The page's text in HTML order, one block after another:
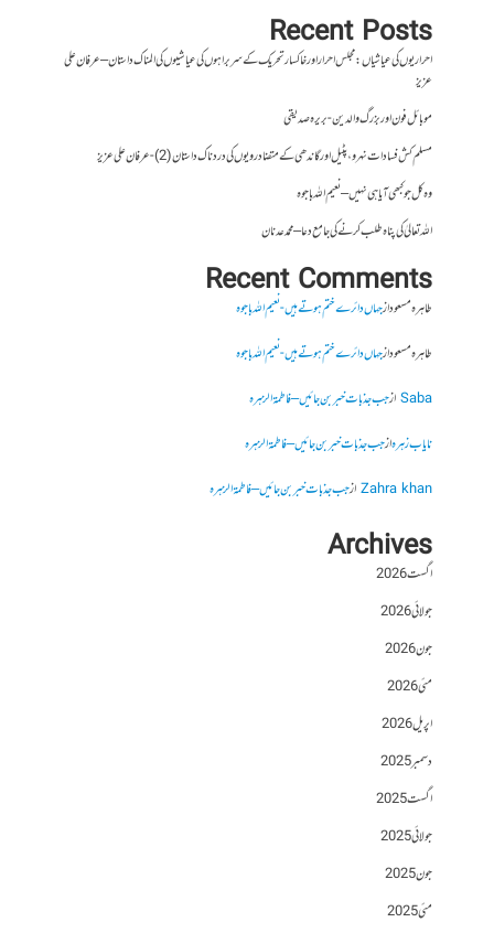
Recent Posts
احراریوں کی عیاشیاں : مجلس احرار اور خاکسار تحریک کے سربراہوں کی عیاشیوں کی المناک داستان – عرفان علی
عزیز
موبائل فون اور بزرگ والدین- بریرہ صدیقی
مسلم کش فسادات نہرو، پٹیل اور گاندھی کے متضاد رویوں کی درد ناک داستان (2)- عرفان علی عزیز
وہ کل جو کبھی آیا ہی نہیں – نعیم اللہ باجوہ
اللہ تعالیٰ کی پناہ طلب کرنے کی جامع دعا – محمد عدنان
Recent Comments
طاہرہ مسعودازجہاں دائرے ختم ہوتے ہیں- نعیم اللہ باجوہ
طاہرہ مسعودازجہاں دائرے ختم ہوتے ہیں- نعیم اللہ باجوہ
Sabaازجب جذبات خبر بن جائیں – فاطمۃالزہرہ
نایاب زہرہازجب جذبات خبر بن جائیں – فاطمۃالزہرہ
Zahra khanازجب جذبات خبر بن جائیں – فاطمۃالزہرہ
Archives
اگست 2026
جولائی 2026
جون 2026
مئی 2026
اپریل 2026
دسمبر 2025
اگست 2025
جولائی 2025
جون 2025
مئی 2025